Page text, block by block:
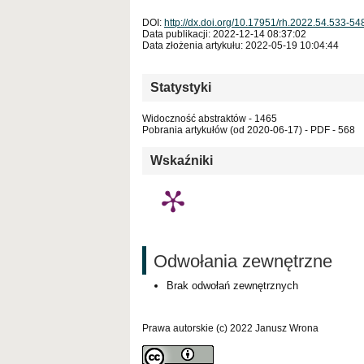
DOI: http://dx.doi.org/10.17951/rh.2022.54.533-
Data publikacji: 2022-12-14 08:37:02
Data złożenia artykułu: 2022-05-19 10:04:44
Statystyki
Widoczność abstraktów - 1465
Pobrania artykułów (od 2020-06-17) - PDF - 568
Wskaźniki
Odwołania zewnętrzne
Brak odwołań zewnętrznych
Prawa autorskie (c) 2022 Janusz Wrona